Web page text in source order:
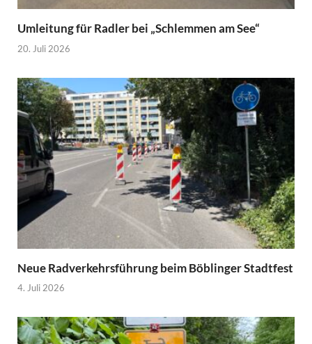
Umleitung für Radler bei „Schlemmen am See“
20. Juli 2026
Neue Radverkehrsführung beim Böblinger Stadtfest
4. Juli 2026